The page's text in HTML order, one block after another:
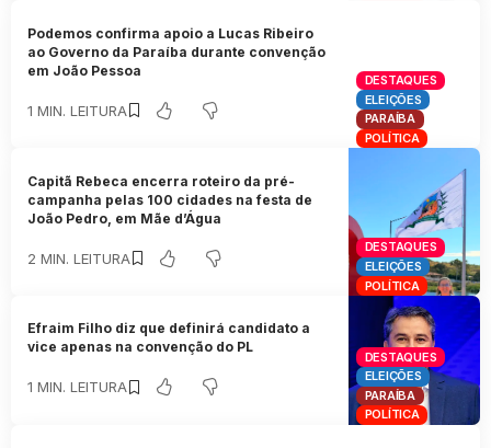
DESTAQUES
ELEIÇÕES
PARAÍBA
POLÍTICA
Podemos confirma apoio a Lucas Ribeiro
ao Governo da Paraíba durante convenção
em João Pessoa
1 MIN. LEITURA
DESTAQUES
ELEIÇÕES
POLÍTICA
Capitã Rebeca encerra roteiro da pré-
campanha pelas 100 cidades na festa de
João Pedro, em Mãe d’Água
2 MIN. LEITURA
DESTAQUES
ELEIÇÕES
PARAÍBA
POLÍTICA
Efraim Filho diz que definirá candidato a
vice apenas na convenção do PL
1 MIN. LEITURA